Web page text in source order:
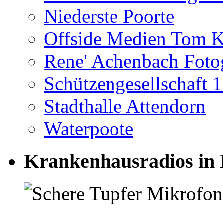
Niederste Poorte
Offside Medien Tom
Rene' Achenbach
Schützengesellschaft
Stadthalle Attendorn
Waterpoote
Krankenhausradios in